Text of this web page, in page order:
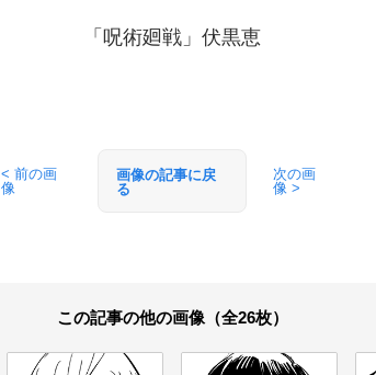
「呪術廻戦」伏黒恵
< 前の画
像
画像の記事に戻
る
次の画
像 >
この記事の他の画像（全26枚）